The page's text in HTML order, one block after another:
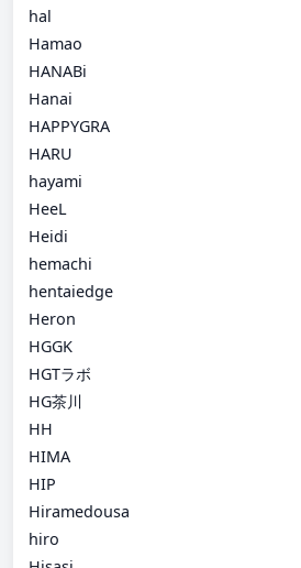
hal
Hamao
HANABi
Hanai
HAPPYGRA
HARU
hayami
HeeL
Heidi
hemachi
hentaiedge
Heron
HGGK
HGTラボ
HG茶川
HH
HIMA
HIP
Hiramedousa
hiro